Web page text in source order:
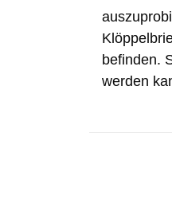
befinden.
werden